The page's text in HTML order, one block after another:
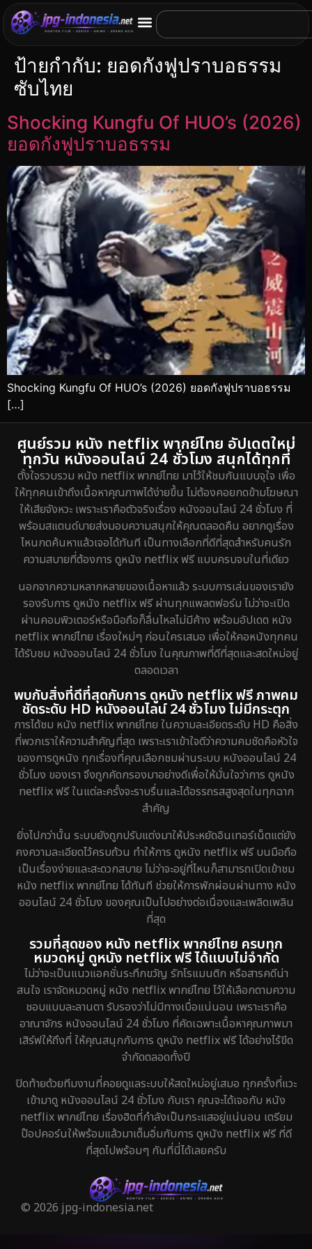
ป้ายกำกับ: ยอดกังฟูปราบอธรรม
ซับไทย
Shocking Kungfu Of HUO’s (2026)
ยอดกังฟูปราบอธรรม
Shocking Kungfu Of HUO’s (2026) ยอดกังฟูปราบอธรรม
[…]
ศูนย์รวม หนัง netflix พากย์ไทย อัปเดตใหม่
ทุกวัน หนังออนไลน์ 24 ชั่วโมง สนุกได้ทุกที่
ตั้งใจรวบรวม หนัง netflix พากย์ไทย มาไว้ให้ชมกันแบบจุใจ เพื่อ
ให้ทุกคนเข้าถึงเนื้อหาคุณภาพได้ง่ายขึ้น ไม่ต้องคอยกดข้ามโฆษณา
ให้เสียจังหวะ เพราะเราคือตัวจริงเรื่อง หนังออนไลน์ 24 ชั่วโมง ที่
พร้อมสแตนด์บายส่งมอบความสนุกให้คุณตลอดคืน อยากดูเรื่อง
ไหนกดค้นหาแล้วเจอได้ทันที เป็นทางเลือกที่ดีที่สุดสำหรับคนรัก
ความสบายที่ต้องการ ดูหนัง netflix ฟรี แบบครบจบในที่เดียว
นอกจากความหลากหลายของเนื้อหาแล้ว ระบบการเล่นของเรายัง
รองรับการ ดูหนัง netflix ฟรี ผ่านทุกแพลตฟอร์ม ไม่ว่าจะเปิด
ผ่านคอมพิวเตอร์หรือมือถือก็ลื่นไหลไม่มีค้าง พร้อมอัปเดต หนัง
netflix พากย์ไทย เรื่องใหม่ๆ ก่อนใครเสมอ เพื่อให้คอหนังทุกคน
ได้รับชม หนังออนไลน์ 24 ชั่วโมง ในคุณภาพที่ดีที่สุดและสดใหม่อยู่
ตลอดเวลา
พบกับสิ่งที่ดีที่สุดกับการ ดูหนัง netflix ฟรี ภาพคม
ชัดระดับ HD หนังออนไลน์ 24 ชั่วโมง ไม่มีกระตุก
การได้ชม หนัง netflix พากย์ไทย ในความละเอียดระดับ HD คือสิ่ง
ที่พวกเราให้ความสำคัญที่สุด เพราะเราเข้าใจดีว่าความคมชัดคือหัวใจ
ของการดูหนัง ทุกเรื่องที่คุณเลือกชมผ่านระบบ หนังออนไลน์ 24
ชั่วโมง ของเรา จึงถูกคัดกรองมาอย่างดีเพื่อให้มั่นใจว่าการ ดูหนัง
netflix ฟรี ในแต่ละครั้งจะราบรื่นและได้อรรถรสสูงสุดในทุกฉาก
สำคัญ
ยิ่งไปกว่านั้น ระบบยังถูกปรับแต่งมาให้ประหยัดอินเทอร์เน็ตแต่ยัง
คงความละเอียดไว้ครบถ้วน ทำให้การ ดูหนัง netflix ฟรี บนมือถือ
เป็นเรื่องง่ายและสะดวกสบาย ไม่ว่าจะอยู่ที่ไหนก็สามารถเปิดเข้าชม
หนัง netflix พากย์ไทย ได้ทันที ช่วยให้การพักผ่อนผ่านทาง หนัง
ออนไลน์ 24 ชั่วโมง ของคุณเป็นไปอย่างต่อเนื่องและเพลิดเพลิน
ที่สุด
รวมที่สุดของ หนัง netflix พากย์ไทย ครบทุก
หมวดหมู่ ดูหนัง netflix ฟรี ได้แบบไม่จำกัด
ไม่ว่าจะเป็นแนวแอคชั่นระทึกขวัญ รักโรแมนติก หรือสารคดีน่า
สนใจ เราจัดหมวดหมู่ หนัง netflix พากย์ไทย ไว้ให้เลือกตามความ
ชอบแบบละลานตา รับรองว่าไม่มีทางเบื่อแน่นอน เพราะเราคือ
อาณาจักร หนังออนไลน์ 24 ชั่วโมง ที่คัดเฉพาะเนื้อหาคุณภาพมา
เสิร์ฟให้ถึงที่ ให้คุณสนุกกับการ ดูหนัง netflix ฟรี ได้อย่างไร้ขีด
จำกัดตลอดทั้งปี
ปิดท้ายด้วยทีมงานที่คอยดูแลระบบให้สดใหม่อยู่เสมอ ทุกครั้งที่แวะ
เข้ามาดู หนังออนไลน์ 24 ชั่วโมง กับเรา คุณจะได้เจอกับ หนัง
netflix พากย์ไทย เรื่องฮิตที่กำลังเป็นกระแสอยู่แน่นอน เตรียม
ป๊อปคอร์นให้พร้อมแล้วมาเต็มอิ่มกับการ ดูหนัง netflix ฟรี ที่ดี
ที่สุดไปพร้อมๆ กันที่นี่ได้เลยครับ
© 2026 jpg-indonesia.net